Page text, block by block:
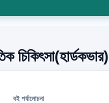
বই পর্যালোচনা